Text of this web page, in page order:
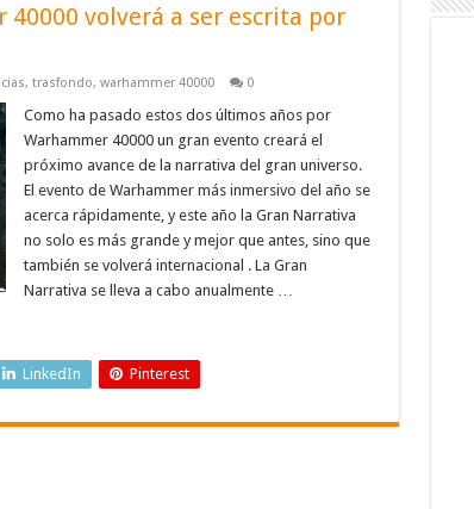
volverá a ser escrita por
, trasfondo, warhammer 40000 0
Como ha pasado estos dos últimos años por
Warhammer 40000 un gran evento creará el
próximo avance de la narrativa del gran universo.
El evento de Warhammer más inmersivo del año se
acerca rápidamente, y este año la Gran Narrativa
no solo es más grande y mejor que antes, sino que
también se volverá internacional . La Gran
Narrativa se lleva a cabo anualmente …
LinkedIn Pinterest